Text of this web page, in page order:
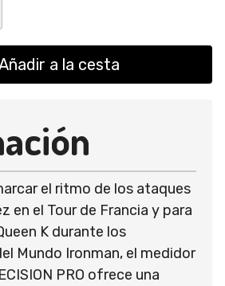
a la cesta
el ritmo de los ataques
en el Tour de Francia y para
K durante los
Mundo Ironman, el medidor
PRO ofrece una